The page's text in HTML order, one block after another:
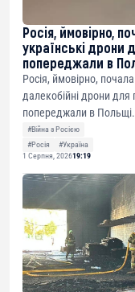
Росія, ймовірно,
українські дрони
попереджали в
Росія, ймовірно,
далекобійні дрони для
попереджали в
#Війна з Росією
#Росія
#Україна
1 Серпня, 202619:19